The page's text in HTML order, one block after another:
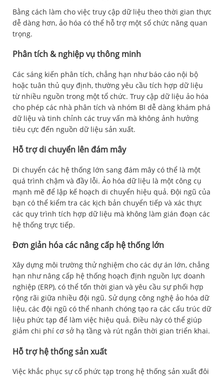
Bằng cách làm cho việc truy cập dữ liệu theo thời gian thực
dễ dàng hơn, ảo hóa có thể hỗ trợ một số chức năng quan
trọng.
Phân tích & nghiệp vụ thông minh
Các sáng kiến phân tích, chẳng hạn như báo cáo nội bộ
hoặc tuân thủ quy định, thường yêu cầu tích hợp dữ liệu
từ nhiều nguồn trong một tổ chức. Truy cập dữ liệu ảo hóa
cho phép các nhà phân tích và nhóm BI dễ dàng khám phá
dữ liệu và tinh chỉnh các truy vấn mà không ảnh hưởng
tiêu cực đến nguồn dữ liệu sản xuất.
Hỗ trợ di chuyển lên đám mây
Di chuyển các hệ thống lớn sang đám mây có thể là một
quá trình chậm và đầy lỗi. Ảo hóa dữ liệu là một công cụ
mạnh mẽ để lập kế hoạch di chuyển hiệu quả. Đội ngũ của
bạn có thể kiểm tra các kịch bản chuyển tiếp và xác thực
các quy trình tích hợp dữ liệu mà không làm gián đoạn các
hệ thống trực tiếp.
Đơn giản hóa các nâng cấp hệ thống lớn
Xây dựng môi trường thử nghiệm cho các dự án lớn, chẳng
hạn như nâng cấp hệ thống hoạch định nguồn lực doanh
nghiệp (ERP), có thể tốn thời gian và yêu cầu sự phối hợp
rộng rãi giữa nhiều đội ngũ. Sử dụng công nghệ ảo hóa dữ
liệu, các đội ngũ có thể nhanh chóng tạo ra các cấu trúc dữ
liệu phức tạp để làm việc hiệu quả. Điều này có thể giúp
giảm chi phí cơ sở hạ tầng và rút ngắn thời gian triển khai.
Hỗ trợ hệ thống sản xuất
Việc khắc phục sự cố phức tạp trong hệ thống sản xuất đôi